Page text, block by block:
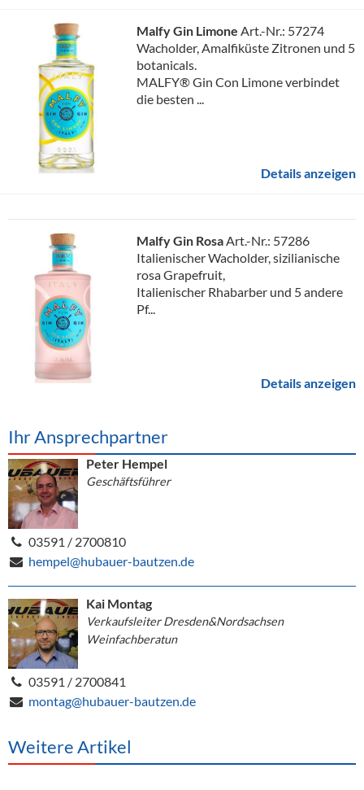
Malfy Gin Limone Art.-Nr.: 57274
Wacholder, Amalfiküste Zitronen und 5
botanicals.
MALFY® Gin Con Limone verbindet
die besten ...
Details anzeigen
Malfy Gin RosaArt.-Nr.: 57286
Italienischer Wacholder, sizilianische
rosa Grapefruit,
Italienischer Rhabarber und 5 andere
Pf...
Details anzeigen
Ihr Ansprechpartner
Peter Hempel
Geschäftsführer
03591 / 2700810
hempel@hubauer-bautzen.de
Kai Montag
Verkaufsleiter Dresden&Nordsachsen
Weinfachberatun
03591 / 2700841
montag@hubauer-bautzen.de
Weitere Artikel